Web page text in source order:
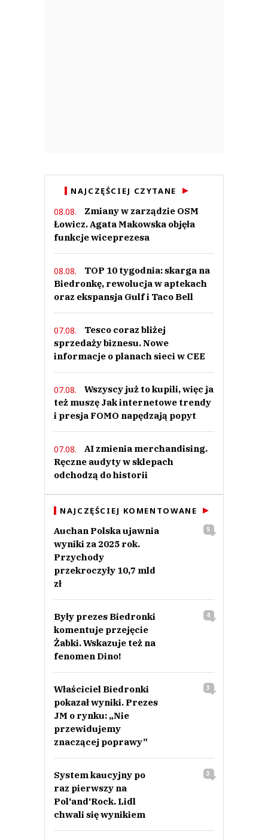
NAJCZĘŚCIEJ CZYTANE
08.08.
Zmiany w zarządzie OSM
Łowicz. Agata Makowska objęła
funkcje wiceprezesa
08.08.
TOP 10 tygodnia: skarga na
Biedronkę, rewolucja w aptekach
oraz ekspansja Gulf i Taco Bell
07.08.
Tesco coraz bliżej
sprzedaży biznesu. Nowe
informacje o planach sieci w CEE
07.08.
Wszyscy już to kupili, więc ja
też muszę Jak internetowe trendy
i presja FOMO napędzają popyt
07.08.
AI zmienia merchandising.
Ręczne audyty w sklepach
odchodzą do historii
NAJCZĘŚCIEJ KOMENTOWANE
Auchan Polska ujawnia
wyniki za 2025 rok.
Przychody
przekroczyły 10,7 mld
zł
5
Były prezes Biedronki
komentuje przejęcie
Żabki. Wskazuje też na
fenomen Dino!
4
Właściciel Biedronki
pokazał wyniki. Prezes
JM o rynku: „Nie
przewidujemy
znaczącej poprawy”
3
System kaucyjny po
raz pierwszy na
Pol‘and‘Rock. Lidl
chwali się wynikiem
3